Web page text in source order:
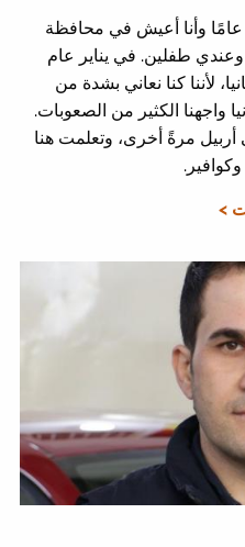
إسمي بستون وأبلغ من العمر 32 عامًا وأنا أعيش في محافظة
طفلين. في يناير عام
لأننا كنا نعاني بشدة من
واجهنا الكثير من الصعوبات.
مرةً أخرى، وتعلمت هنا
>